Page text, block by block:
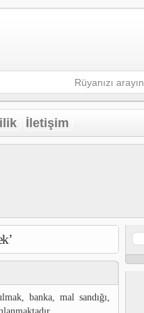
İletişim
banka, mal sandığı,